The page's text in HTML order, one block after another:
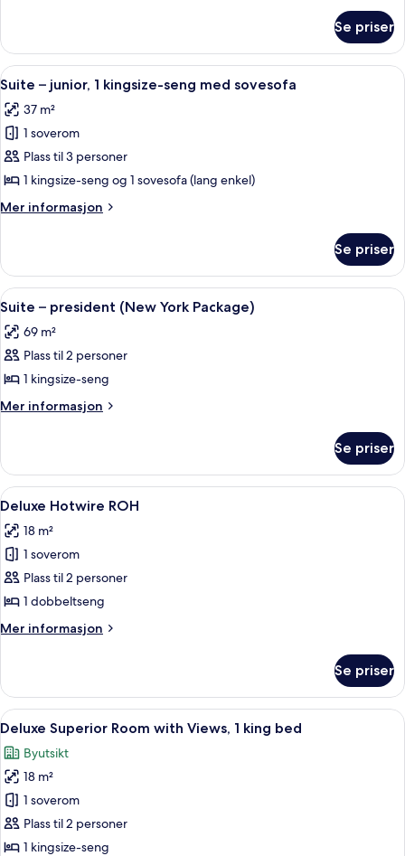
Se priser
Åpne
alle
bildene
av
Suite
–
junior,
1
seng
med
sovesofa
Safe på rommet, skrivebord,
4
Suite – junior, 1 kingsize-seng med sovesofa
37 m²
1 soverom
Plass til 3 personer
1 kingsize-seng og 1 sovesofa (lang enkel)
Mer informasjon
Mer
–
junior,
1
kingsize-
seng
med
Se priser
Åpne
alle
bildene
av
Suite
–
York
Package)
Safe på rommet, skrivebord,
4
Suite – president (New York Package)
69 m²
Plass til 2 personer
1 kingsize-seng
Mer informasjon
Mer
–
president
(New
Package)
Se priser
Åpne
alle
bildene
av
Deluxe
Hotwire
ROH
Safe på rommet, skrivebord,
6
Deluxe Hotwire ROH
18 m²
1 soverom
Plass til 2 personer
1 dobbeltseng
Mer informasjon
Mer
Hotwire
ROH
Se priser
Åpne
alle
bildene
av
Deluxe
Superior
Room
Safe på rommet, skrivebord,
9
Deluxe Superior Room with Views, 1 king bed
Byutsikt
18 m²
1 soverom
Plass til 2 personer
1 kingsize-seng